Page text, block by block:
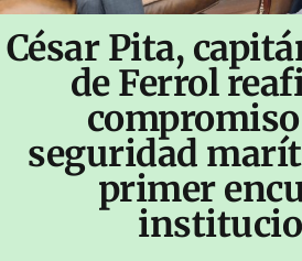
César Pita,
de Ferrol
seguridad
primer